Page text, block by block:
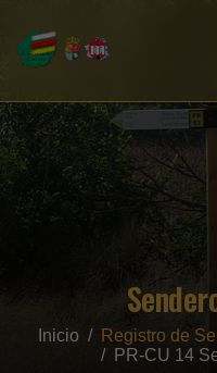
Inicio Registro de
PR-CU 14